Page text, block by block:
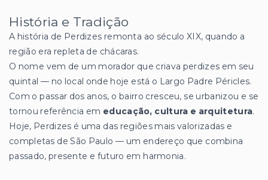
História e Tradição
A história de Perdizes remonta ao século XIX, quando a
região era repleta de chácaras.
O nome vem de um morador que criava perdizes em seu
quintal — no local onde hoje está o Largo Padre Péricles.
Com o passar dos anos, o bairro cresceu, se urbanizou e se
tornou referência em educação, cultura e arquitetura.
Hoje, Perdizes é uma das regiões mais valorizadas e
completas de São Paulo — um endereço que combina
passado, presente e futuro em harmonia.